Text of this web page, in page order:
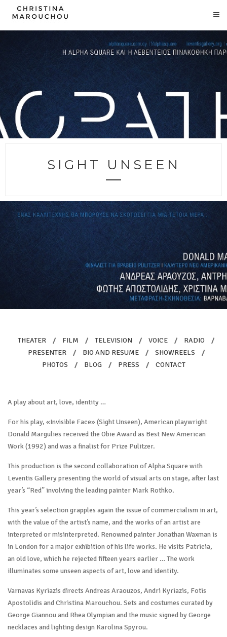
SIGHT UNSEEN
THEATER / FILM / TELEVISION / VOICE / RADIO
/
PRESENTER
/ BIO AND RESUME / SHOWREELS
/
PHOTOS
/ BLOG / PRESS / CONTACT
A play about art, love, identity …
For his play, «Invisible Face» (Sight Unseen), American playwright
Donald Margulies received the Obie Award as Best New American
Work (1992) and was a finalist for Prize Pulitzer.
This production is the second collaboration of Alpha Square with
Leventis Gallery presenting the world of visual arts on stage, after last
year’s “Red” involving the leading painter Mark Rothko.
This year’s selection grapples again the issue of commercialism in art,
with the value of the artist’s name, and the works of an artist are
interpreted or misinterpreted. Renowned painter Jonathan Waxman is
in London for a major exhibition of his life works. He visits Patricia,
an old love, which he rejected fifteen years earlier … The work
illuminates some unseen aspects of art, love and identity.
Varnavas Kyriazis directs Andreas Araouzos, Andri Kyriazis, Fotis
Apostolidis and Christina Marouchou. Sets and costumes curated by
George Giannou and Rhea Olympian and the music signed by George
necklaces and lighting design Karolina Spyrou.